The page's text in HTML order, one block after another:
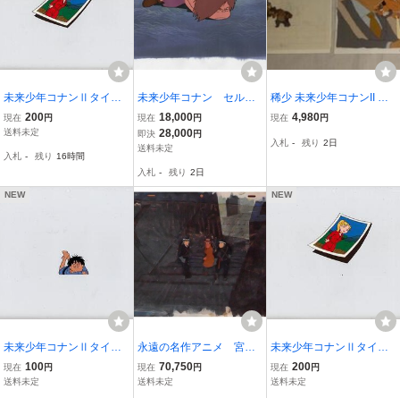
未来少年コナンⅡタイガ
アドベンチャー 20316-13
(293)
現在 200円
送料未定
入札 - 残り 16時間
未来少年コナン セル
画 7 ♯ 原画
アンティーク
現在 18,000円
即決 28,000円
送料未定
入札 - 残り 2日
稀少 未来少年コナンII タ
イガアドベンチャー セル
ュ 久保教授
現在 4,980円
入札 - 残り 2日
NEW
未来少年コナンⅡタイガ
アドベンチャー 18805-17
(717)
現在 100円
送料未定
永遠の名作アニメ 宮崎
駿監督作品「ルパン三
世 カリオストロの城」Z
現在 70,750円
送料未定
NEW
未来少年コナンⅡタイガ
アドベンチャー 20316-12
(292)
現在 200円
送料未定